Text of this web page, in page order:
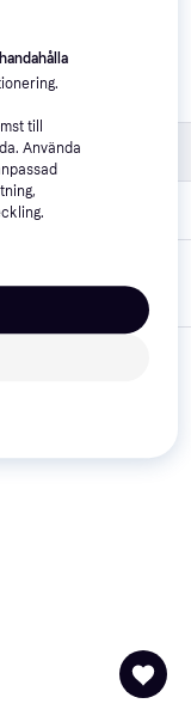
till
Använda